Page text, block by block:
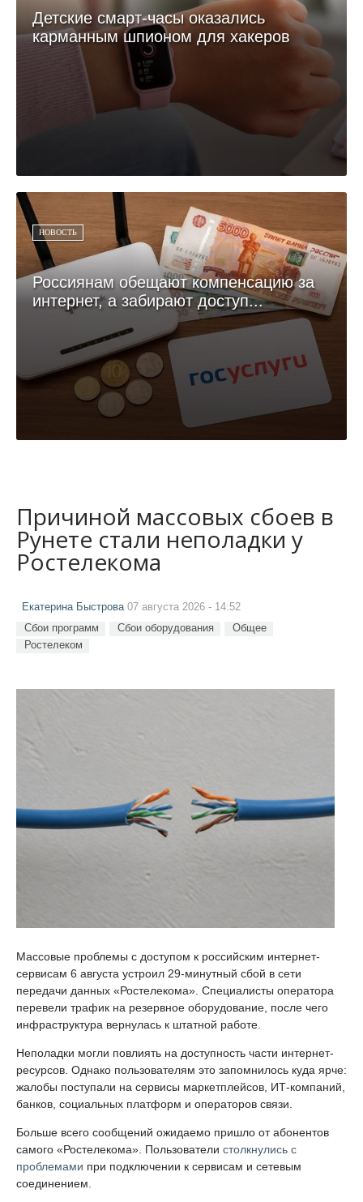
Детские смарт-часы оказались
карманным шпионом для хакеров
НОВОСТЬ
Россиянам обещают компенсацию за
интернет, а забирают доступ...
Причиной массовых сбоев в
Рунете стали неполадки у
Ростелекома
Екатерина Быстрова07 августа 2026 - 14:52
Сбои программ Сбои оборудования
Общее
Ростелеком
Массовые проблемы с доступом к российским интернет-
сервисам 6 августа устроил 29-минутный сбой в сети
передачи данных «Ростелекома». Специалисты оператора
перевели трафик на резервное оборудование, после чего
инфраструктура вернулась к штатной работе.
Неполадки могли повлиять на доступность части интернет-
ресурсов. Однако пользователям это запомнилось куда ярче:
жалобы поступали на сервисы маркетплейсов, ИТ-компаний,
банков, социальных платформ и операторов связи.
Больше всего сообщений ожидаемо пришло от абонентов
самого «Ростелекома». Пользователи столкнулись с
проблемами при подключении к сервисам и сетевым
соединением.